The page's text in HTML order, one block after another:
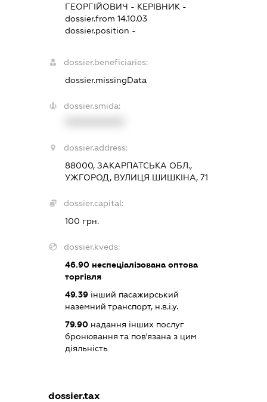
ГЕОРГІЙОВИЧ - КЕРІВНИК -
dossier.from 14.10.03
dossier.position -
dossier.beneficiaries:
dossier.missingData
dossier.smida:
dossier.address:
88000, ЗАКАРПАТСЬКА ОБЛ.,
УЖГОРОД, ВУЛИЦЯ ШИШКІНА, 71
dossier.capital:
100 грн.
dossier.kveds:
46.90 неспеціалізована оптова
торгівля
49.39 інший пасажирський
наземний транспорт, н.в.і.у.
79.90 надання інших послуг
бронювання та пов'язана з цим
діяльність
dossier.tax